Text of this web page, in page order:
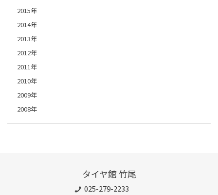
2015年
2014年
2013年
2012年
2011年
2010年
2009年
2008年
タイヤ館 竹尾
025-279-2233